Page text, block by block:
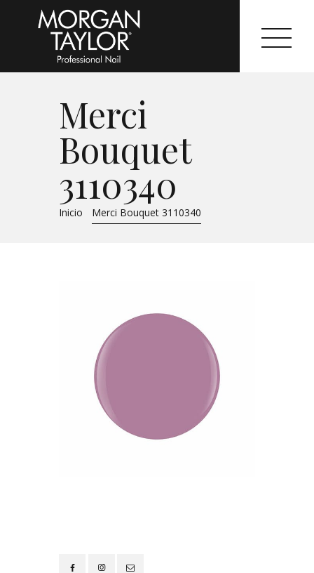
Merci
Bouquet
3110340
Inicio Merci Bouquet 3110340
Morgan Taylor®
Sistemas Profesionales
Cartas de Color
Catálogo